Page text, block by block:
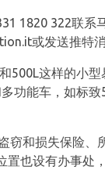
1820 322联
或发送推特
500L这样的小
功能车，如标
窃和损失保险
也设有办事处